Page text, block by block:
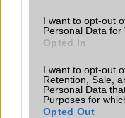
I want to opt-out
Personal Data for
Opted In
I want to opt-out
Retention, Sale,
Personal Data
Purposes for
Opted Out
Flight mode
Funkciók
Brand